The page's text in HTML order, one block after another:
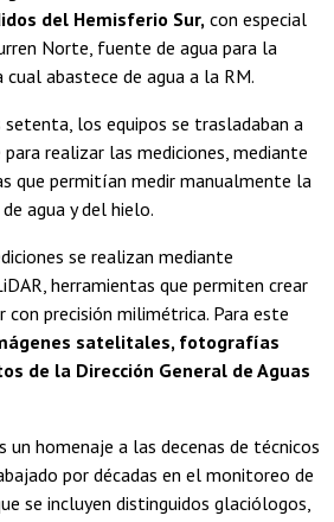
del Hemisferio Sur, con especial
Norte, fuente de agua para la
abastece de agua a la RM.
setenta, los equipos se trasladaban a
realizar las mediciones, mediante
que permitían medir manualmente la
agua y del hielo.
se realizan mediante
herramientas que permiten crear
con precisión milimétrica. Para este
satelitales, fotografías
de la Dirección General de Aguas
homenaje a las decenas de técnicos
por décadas en el monitoreo de
se incluyen distinguidos glaciólogos,